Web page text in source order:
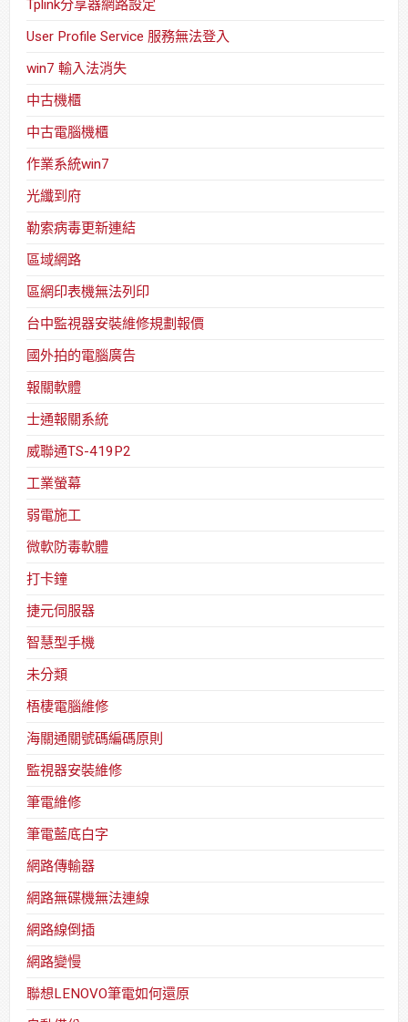
Tplink分享器網路設定
User Profile Service 服務無法登入
win7 輸入法消失
中古機櫃
中古電腦機櫃
作業系統win7
光纖到府
勒索病毒更新連結
區域網路
區網印表機無法列印
台中監視器安裝維修規劃報價
國外拍的電腦廣告
報關軟體
士通報關系統
威聯通TS-419P2
工業螢幕
弱電施工
微軟防毒軟體
打卡鐘
捷元伺服器
智慧型手機
未分類
梧棲電腦維修
海關通關號碼編碼原則
監視器安裝維修
筆電維修
筆電藍底白字
網路傳輸器
網路無碟機無法連線
網路線倒插
網路變慢
聯想LENOVO筆電如何還原